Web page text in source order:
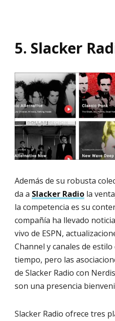
5. Slacker
Además de su robusta
da a Slacker Radio la
la competencia es su
compañía ha llevado
vivo de ESPN,
Channel y canales de
tiempo, pero las
de Slacker Radio con
son una presencia
Slacker Radio ofrece tres